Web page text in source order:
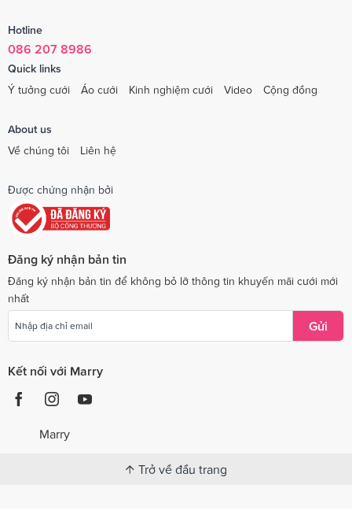
Hotline
086 207 8986
Quick links
Ý tưởng cưới
Áo cưới Kinh nghiệm cưới Video Cộng đồng
About us
Về chúng tôi
Liên hệ
Được chứng nhận bởi
Đăng ký nhận bản tin
Đăng ký nhận bản tin để không bỏ lỡ thông tin khuyến mãi cưới mới
nhất
Gửi
Kết nối với Marry
Marry
Trở về đầu trang